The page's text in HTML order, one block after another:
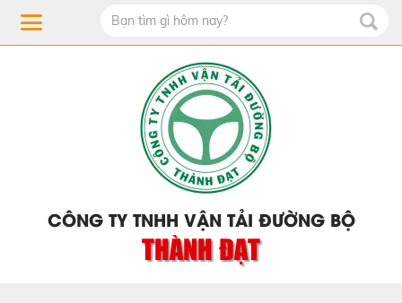
CÔNG TY TNHH VẬN TẢI ĐƯỜNG BỘ
THÀNH ĐẠT